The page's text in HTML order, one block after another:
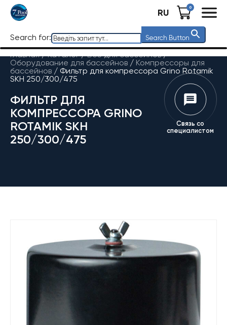
RU 0
Search for: Search Button
Главная / Каталог/Все для бассейнов/
Оборудование для бассейнов / Компрессоры для
бассейнов / Фильтр для компрессора Grino Rotamik
SKH 250/300/475
ФИЛЬТР ДЛЯ
КОМПРЕССОРА GRINO
ROTAMIK SKH
250/300/475
Связь со
специалистом